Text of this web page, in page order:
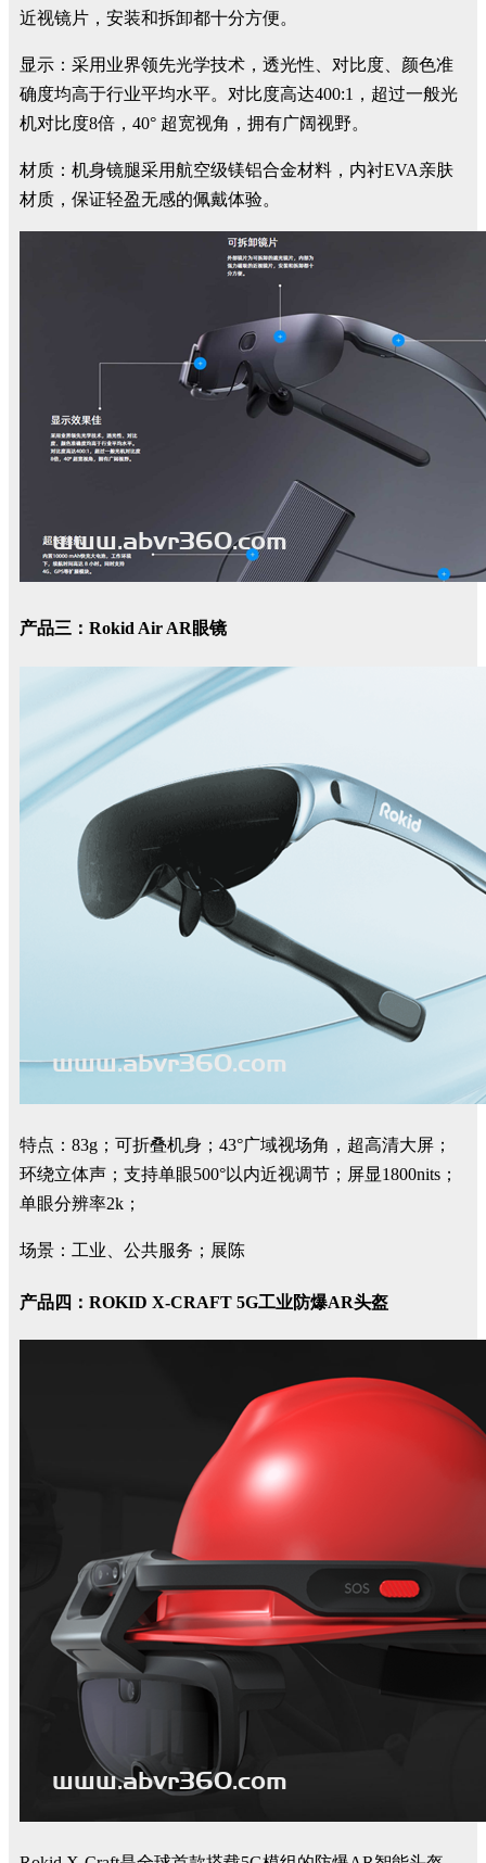
近视镜片，安装和拆卸都十分方便。
显示：采用业界领先光学技术，透光性、对比度、颜色准
确度均高于行业平均水平。对比度高达400:1，超过一般光
机对比度8倍，40° 超宽视角，拥有广阔视野。
材质：机身镜腿采用航空级镁铝合金材料，内衬EVA亲肤
材质，保证轻盈无感的佩戴体验。
产品三：Rokid Air AR眼镜
特点：83g；可折叠机身；43°广域视场角，超高清大屏；
环绕立体声；支持单眼500°以内近视调节；屏显1800nits；
单眼分辨率2k；
场景：工业、公共服务；展陈
产品四：ROKID X-CRAFT 5G工业防爆AR头盔